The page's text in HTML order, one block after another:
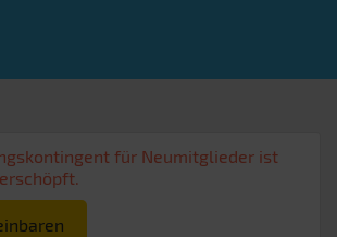
für Neumitglieder ist